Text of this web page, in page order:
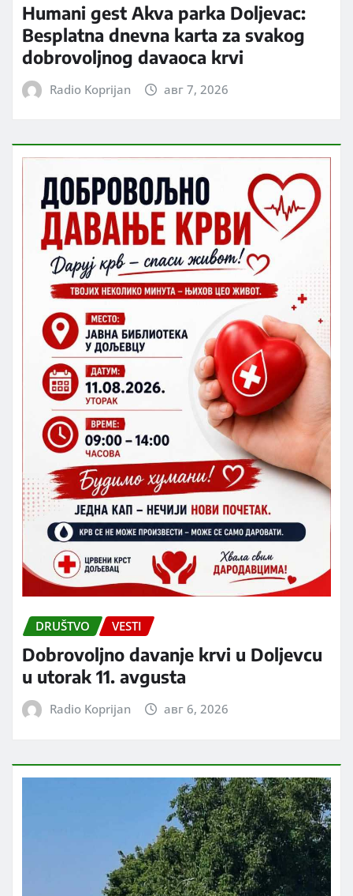
Humani gest Akva parka Doljevac:
Besplatna dnevna karta za svakog
dobrovoljnog davaoca krvi
Radio Koprijan авг 7, 2026
DRUŠTVO VESTI
Dobrovoljno davanje krvi u Doljevcu
u utorak 11. avgusta
Radio Koprijan авг 6, 2026